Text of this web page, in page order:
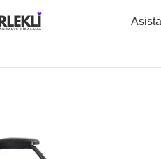
Sandalye Modelleri